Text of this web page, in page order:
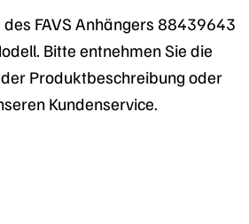
FAVS Anhängers 88439643
Bitte entnehmen Sie die
Produktbeschreibung oder
Kundenservice.